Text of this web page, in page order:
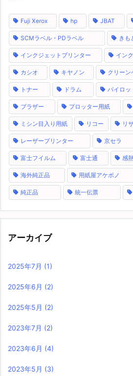
Fuji Xerox hp JBAT
SCMラベル・PDラベル きも
インクジェットプリンター イン
カシオ キヤノン クリーン
トナー ドラム パイロッ
ブラザー プロッター用紙
ミシン目入り用紙 リコー リ
レーザープリンター 京セラ
富士フイルム 富士通 感
海外純正品 用紙屋アケボノ
純正品 統一伝票
アーカイブ
2025年7月 (1)
2025年6月 (2)
2025年5月 (2)
2023年7月 (2)
2023年6月 (4)
2023年5月 (3)